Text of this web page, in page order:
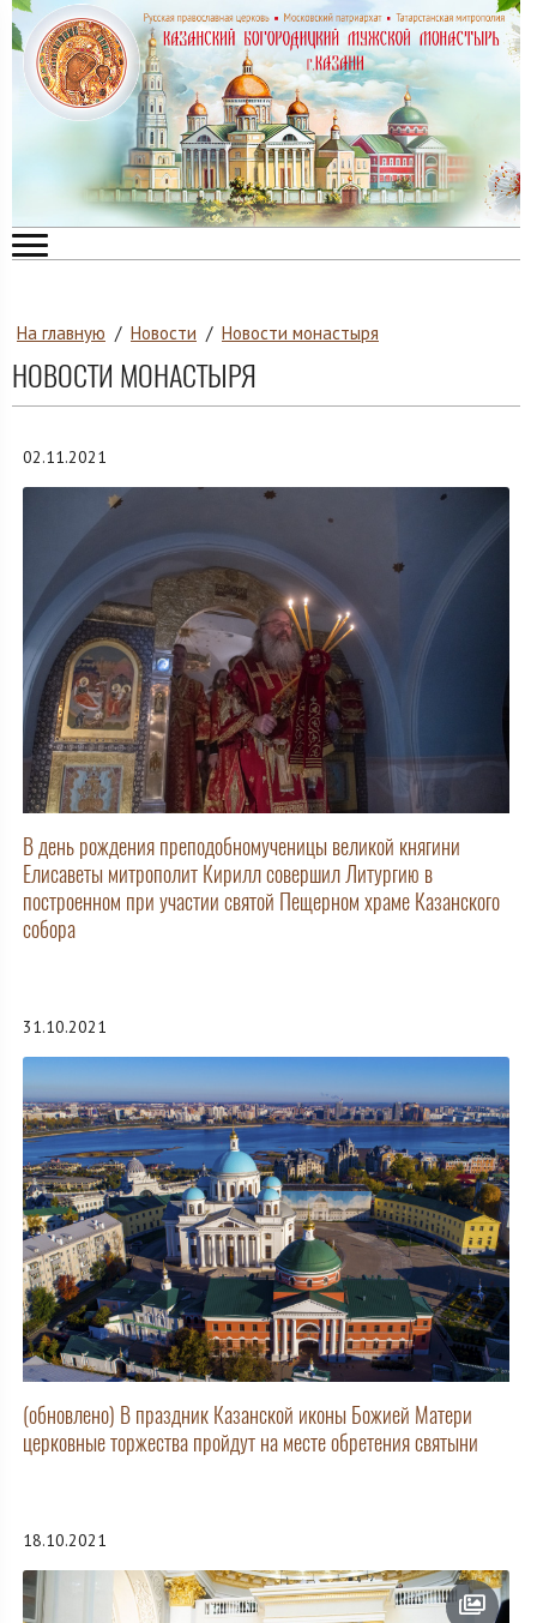
На главную / Новости / Новости монастыря
НОВОСТИ МОНАСТЫРЯ
02.11.2021
В день рождения преподобномученицы великой княгини
Елисаветы митрополит Кирилл совершил Литургию в
построенном при участии святой Пещерном храме Казанского
собора
31.10.2021
(обновлено) В праздник Казанской иконы Божией Матери
церковные торжества пройдут на месте обретения святыни
18.10.2021